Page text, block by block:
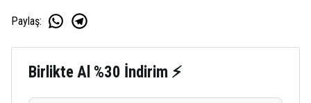
Paylaş:
Birlikte Al %30 İndirim ⚡